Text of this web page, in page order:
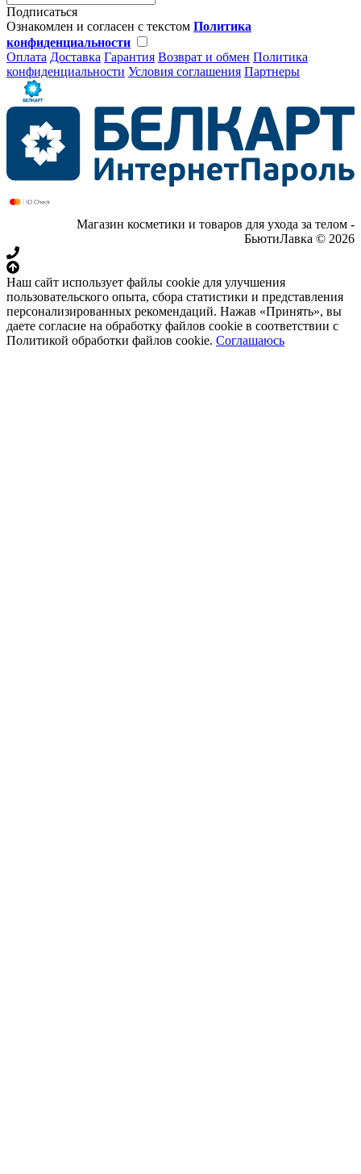
Подписаться
Ознакомлен и согласен с текстом Политика
конфиденциальности
Оплата Доставка Гарантия Возврат и обмен Политика
конфиденциальности Условия соглашения Партнеры
Магазин косметики и товаров для ухода за телом -
БьютиЛавка © 2026
Наш сайт использует файлы cookie для улучшения
пользовательского опыта, сбора статистики и представления
персонализированных рекомендаций. Нажав «Принять», вы
даете согласие на обработку файлов cookie в соответствии с
Политикой обработки файлов cookie. Соглашаюсь